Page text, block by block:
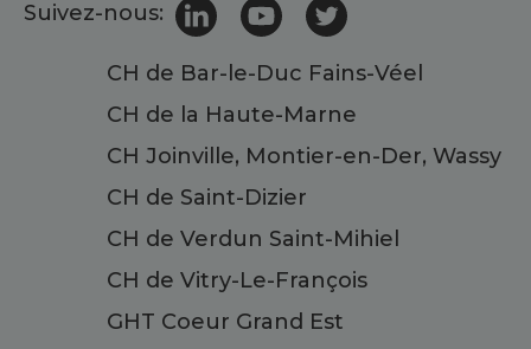
Suivez-nous:
CH de Bar-le-Duc Fains-Véel
CH de la Haute-Marne
CH Joinville, Montier-en-Der, Wassy
CH de Saint-Dizier
CH de Verdun Saint-Mihiel
CH de Vitry-Le-François
GHT Coeur Grand Est